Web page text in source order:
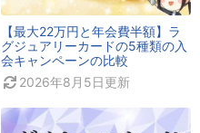
【最大22万円と年会費半額】ラ
グジュアリーカードの5種類の入
会キャンペーンの比較
2026年8月5日更新